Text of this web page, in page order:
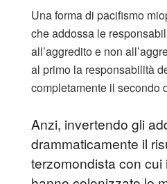
Una forma di pacifismo
che addossa le
all’aggredito e non
al primo la responsabilità
completamente il secondo
Anzi, invertendo gli
drammaticamente il
terzomondista con cui